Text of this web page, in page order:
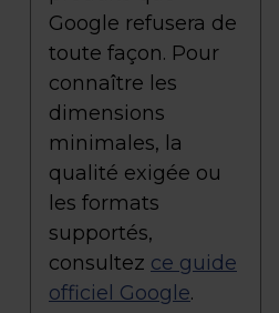
Google refusera de
toute façon. Pour
connaître les
dimensions
minimales, la
qualité exigée ou
les formats
supportés,
consultez ce guide
officiel Google.